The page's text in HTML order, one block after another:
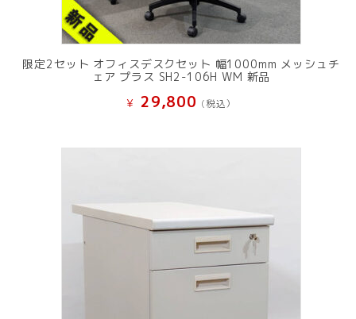
限定2セット オフィスデスクセット 幅1000mm メッシュチ
ェア プラス SH2-106H WM 新品
¥ 29,800 (税込）